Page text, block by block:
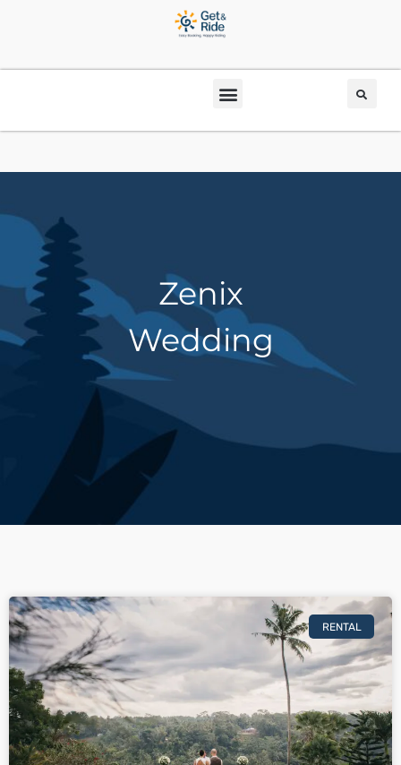
Zenix
Wedding
RENTAL